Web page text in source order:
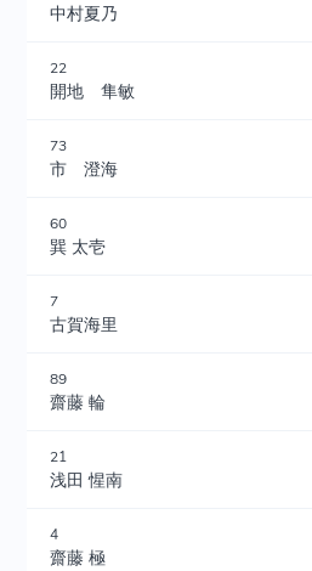
中村夏乃
22
開地 隼敏
73
市 澄海
60
巽 太壱
7
古賀海里
89
齋藤 輪
21
浅田 惺南
4
齋藤 極